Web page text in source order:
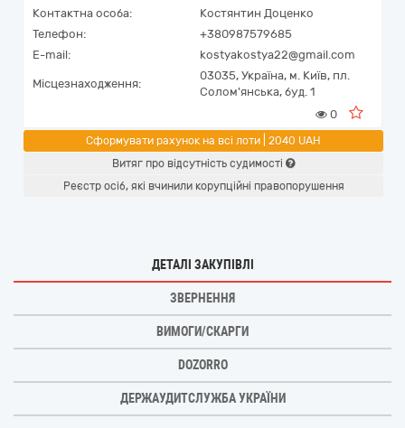
Контактна особа:
Костянтин Доценко
Телефон:
+380987579685
E-mail:
kostyakostya22@gmail.com
Місцезнаходження:
03035, Україна, м. Київ, пл.
Солом'янська, буд. 1
0
Сформувати рахунок на всі лоти | 2040 UAH
Витяг про відсутність судимості
Реєстр осіб, які вчинили корупційні правопорушення
ДЕТАЛІ ЗАКУПІВЛІ
ЗВЕРНЕННЯ
ВИМОГИ/СКАРГИ
DOZORRO
ДЕРЖАУДИТСЛУЖБА УКРАЇНИ